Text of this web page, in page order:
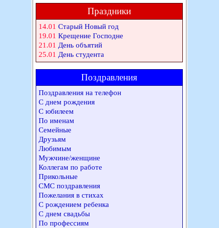
Праздники
14.01 Старый Новый год
19.01 Крещение Господне
21.01 День объятий
25.01 День студента
Поздравления
Поздравления на телефон
С днем рождения
С юбилеем
По именам
Семейные
Друзьям
Любимым
Мужчине/женщине
Коллегам по работе
Прикольные
СМС поздравления
Пожелания в стихах
С рождением ребенка
С днем свадьбы
По профессиям